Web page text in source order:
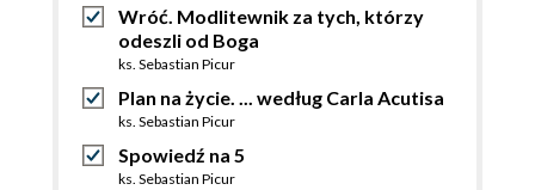
Wróć. Modlitewnik za tych, którzy
odeszli od Boga
ks. Sebastian Picur
Plan na życie. ... według Carla Acutisa
ks. Sebastian Picur
Spowiedź na 5
ks. Sebastian Picur